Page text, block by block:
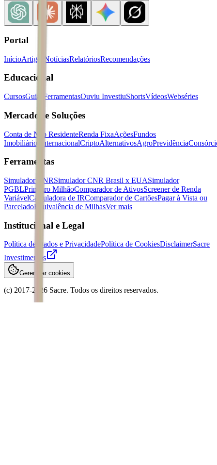
Portal
InícioArtigos NotíciasRelatóriosRecomendações
Educacional
CursosGuias FerramentasOuviu InvestiuShortsVídeosWebséries
Mercados e Soluções
Conta de Não ResidenteRenda FixaAçõesFundos
Imobiliários
InternacionalCriptoAlternativosAgroPrevidência
Ferramentas
Simulador CNRSimulador CNR Brasil x EUASimulador
PGBLPrimeiro MilhãoComparador de AtivosScreener de Renda
VariávelCalculadora de IRComparador de CartõesPagar à Vista ou
ParceladoEquivalência de MilhasVer mais
Institucional e Legal
Política de Dados e PrivacidadePolítica de CookiesDisclaimerSacre
Investimentos
Gerenciar cookies
(c) 2017-2026 Sacre. Todos os direitos reservados.